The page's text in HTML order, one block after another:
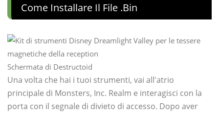
Come Installare Il File .bin
Schermata di Destructoid
Una volta che hai i tuoi strumenti, vai all'atrio
principale di Monsters, Inc. Realm e interagisci con la
porta con il segnale di divieto di accesso. Dopo aver